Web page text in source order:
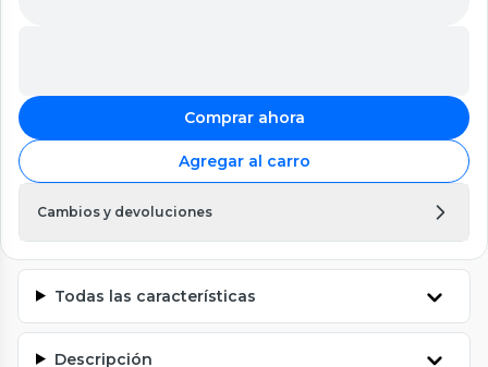
Comprar ahora
Agregar al carro
Cambios y devoluciones
Todas las características
Descripción